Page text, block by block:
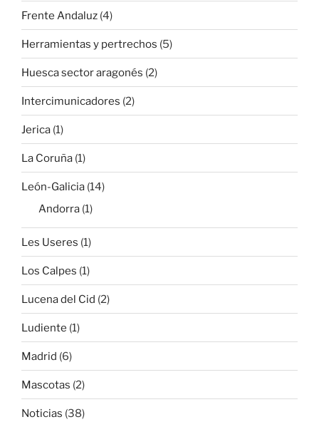
Frente Andaluz (4)
Herramientas y pertrechos (5)
Huesca sector aragonés (2)
Intercimunicadores (2)
Jerica (1)
La Coruña (1)
León-Galicia (14)
Andorra (1)
Les Useres (1)
Los Calpes (1)
Lucena del Cid (2)
Ludiente (1)
Madrid (6)
Mascotas (2)
Noticias (38)